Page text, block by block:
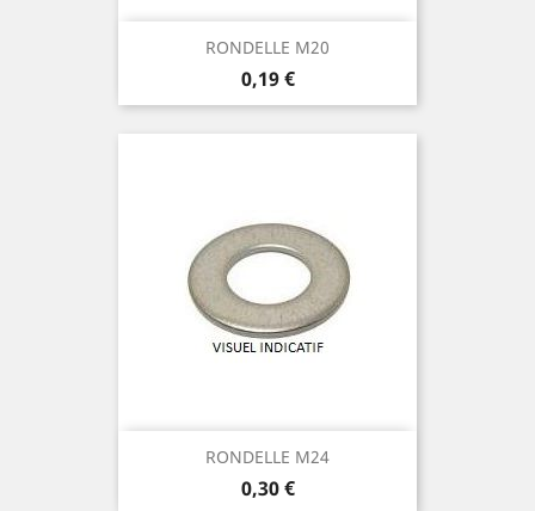
RONDELLE M20
Prix
0,19 €
RONDELLE M24
Prix
0,30 €